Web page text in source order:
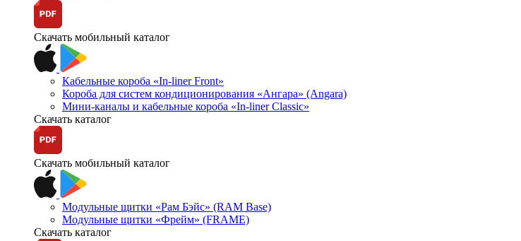
Скачать мобильный каталог
Кабельные короба «In-liner Front»
Короба для систем кондиционирования «Ангара» (Angara)
Мини-каналы и кабельные короба «In-liner Classic»
Скачать каталог
Скачать мобильный каталог
Модульные щитки «Рам Бэйс» (RAM Base)
Модульные щитки «Фрейм» (FRAME)
Скачать каталог